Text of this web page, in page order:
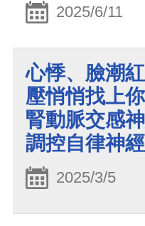
2025/6/11
心悸、臉潮
壓悄悄找上
腎動脈交感
調控自律神經
2025/3/5